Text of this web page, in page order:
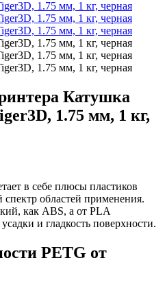
Катушка
1.75 мм, 1 кг,
в себе плюсы пластиков
областей применения.
как ABS, а от PLA
и гладкость поверхности.
PETG от